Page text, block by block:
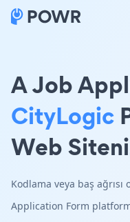
A Job
CityLogic
Web
Kodlama veya baş
Application Form